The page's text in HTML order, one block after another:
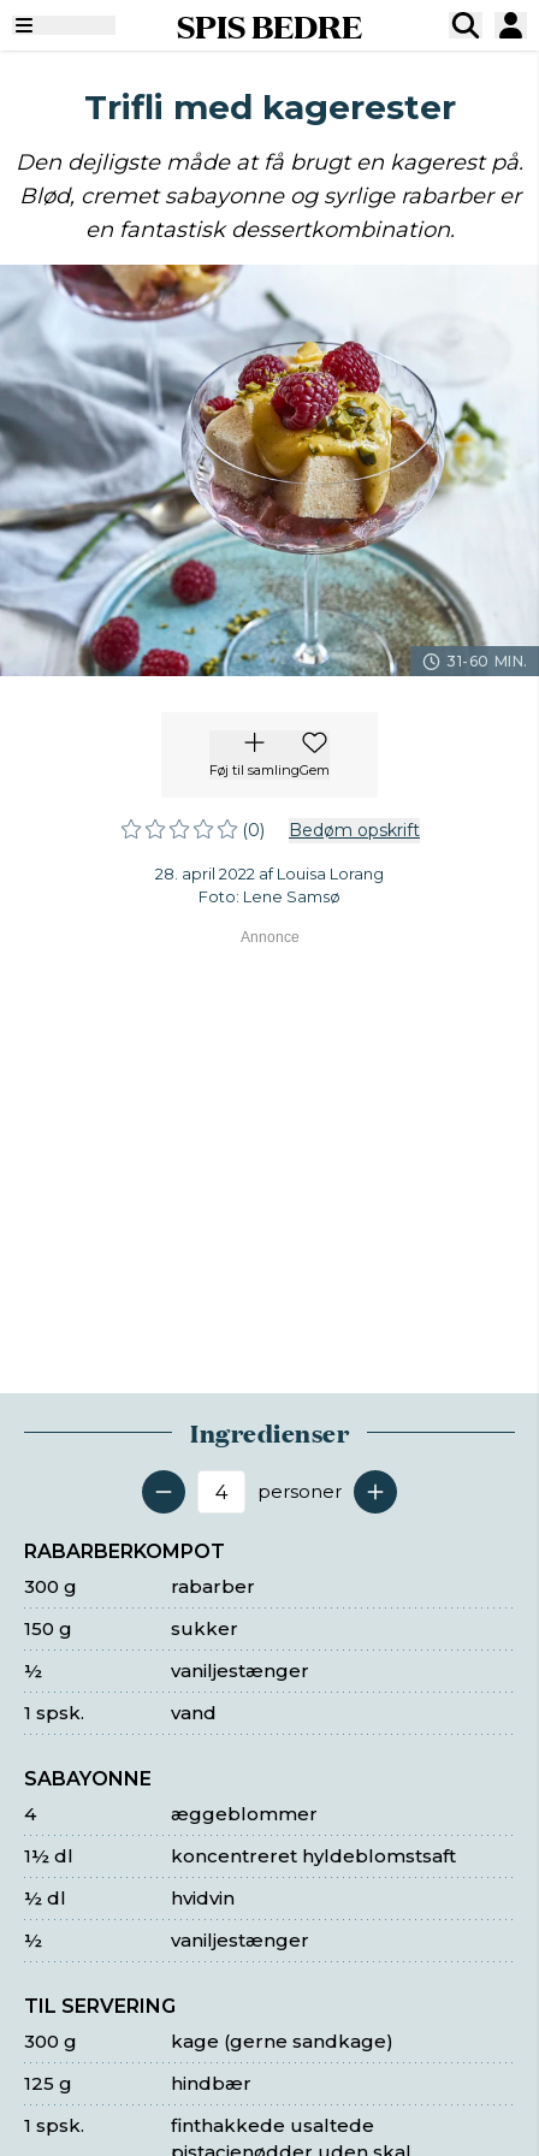
SPIS BEDRE
Trifli med kagerester
Den dejligste måde at få brugt en kagerest på.
Blød, cremet sabayonne og syrlige rabarber er
en fantastisk dessertkombination.
31-60 MIN.
Føj til samlingGem
(0) Bedøm opskrift
28. april 2022 af Louisa Lorang
Foto: Lene Samsø
Ingredienser
Antal serveringer
personer
RABARBERKOMPOT
rabarber
300 g
sukker
150 g
vaniljestænger
½
vand
1 spsk.
SABAYONNE
æggeblommer
4
koncentreret hyldeblomstsaft
1½ dl
hvidvin
½ dl
vaniljestænger
½
TIL SERVERING
kage (gerne sandkage)
300 g
hindbær
125 g
finthakkede usaltede
1 spsk.